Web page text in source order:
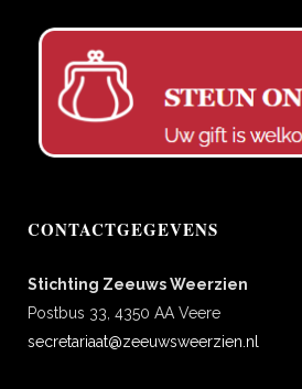
CONTACTGEGEVENS
Stichting Zeeuws Weerzien
Postbus 33, 4350 AA Veere
secretariaat@zeeuwsweerzien.nl